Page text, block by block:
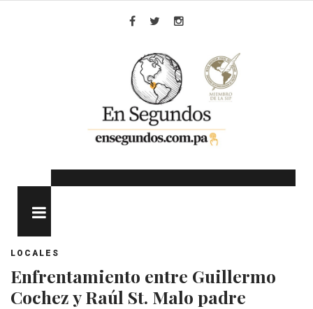
LOCALES
Enfrentamiento entre Guillermo
Cochez y Raúl St. Malo padre